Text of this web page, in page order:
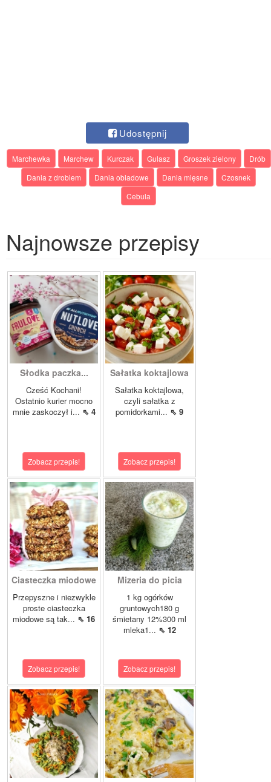
Udostępnij
Marchewka Marchew Kurczak Gulasz Groszek zielony
Drób
Dania z drobiem
Dania obiadowe Dania mięsne
Czosnek
Cebula
Najnowsze przepisy
Słodka paczka...
Cześć Kochani!
Ostatnio kurier mocno
mnie zaskoczył i... ⇖ 4
Zobacz przepis!
Sałatka koktajlowa
Sałatka koktajlowa,
czyli sałatka z
pomidorkami... ⇖ 9
Zobacz przepis!
Ciasteczka miodowe
Przepyszne i niezwykle
proste ciasteczka
miodowe są tak... ⇖ 16
Zobacz przepis!
Mizeria do picia
1 kg ogórków
gruntowych180 g
śmietany 12%300 ml
mleka1... ⇖ 12
Zobacz przepis!